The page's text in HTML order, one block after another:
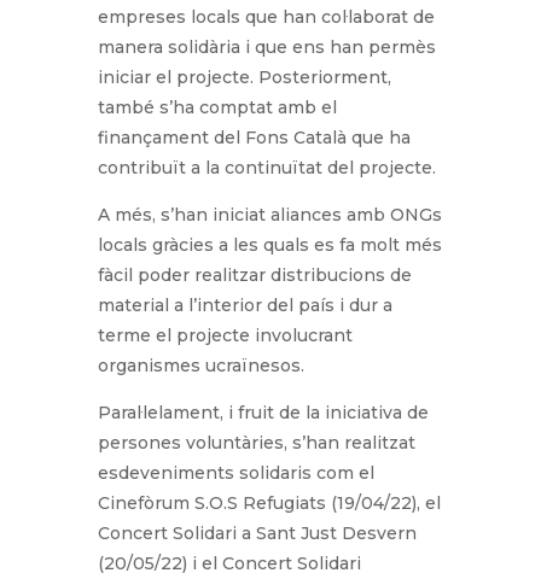
empreses locals que han col·laborat de
manera solidària i que ens han permès
iniciar el projecte. Posteriorment,
també s’ha comptat amb el
finançament del Fons Català que ha
contribuït a la continuïtat del projecte.
A més, s’han iniciat aliances amb ONGs
locals gràcies a les quals es fa molt més
fàcil poder realitzar distribucions de
material a l’interior del país i dur a
terme el projecte involucrant
organismes ucraïnesos.
Paral·lelament, i fruit de la iniciativa de
persones voluntàries, s’han realitzat
esdeveniments solidaris com el
Cinefòrum S.O.S Refugiats (19/04/22), el
Concert Solidari a Sant Just Desvern
(20/05/22) i el Concert Solidari